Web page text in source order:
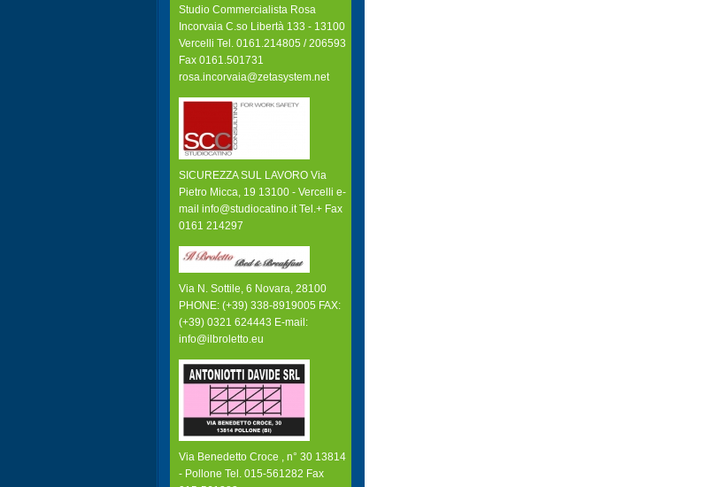
Studio Commercialista Rosa
Incorvaia C.so Libertà 133 - 13100
Vercelli Tel. 0161.214805 / 206593
Fax 0161.501731
rosa.incorvaia@zetasystem.net
SICUREZZA SUL LAVORO Via
Pietro Micca, 19 13100 - Vercelli e-
mail info@studiocatino.it Tel.+ Fax
0161 214297
Via N. Sottile, 6 Novara, 28100
PHONE: (+39) 338-8919005 FAX:
(+39) 0321 624443 E-mail:
info@ilbroletto.eu
Via Benedetto Croce , n° 30 13814
- Pollone Tel. 015-561282 Fax